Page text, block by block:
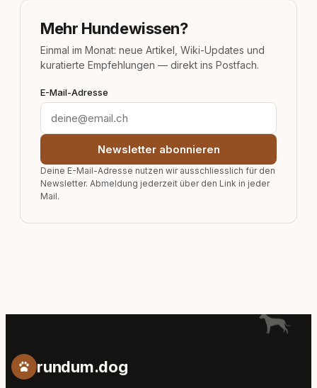
Mehr Hundewissen?
Einmal im Monat: neue Artikel, Wiki-Updates und
kuratierte Empfehlungen — direkt ins Postfach.
E-Mail-Adresse
Newsletter abonnieren
Deine E-Mail-Adresse nutzen wir ausschliesslich für den
Newsletter. Abmeldung jederzeit über den Link in jeder
Mail.
rundum.dog